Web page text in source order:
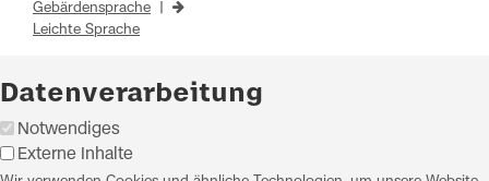
Gebärdensprache
Leichte Sprache
Datenverarbeitung
Notwendiges
Externe Inhalte